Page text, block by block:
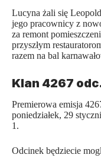
Lucyna żali się
jego pracownicy z
za remont
przyszłym
razem na bal
Klan 4267
Premierowa emisja
poniedziałek, 29
1.
Odcinek będziecie